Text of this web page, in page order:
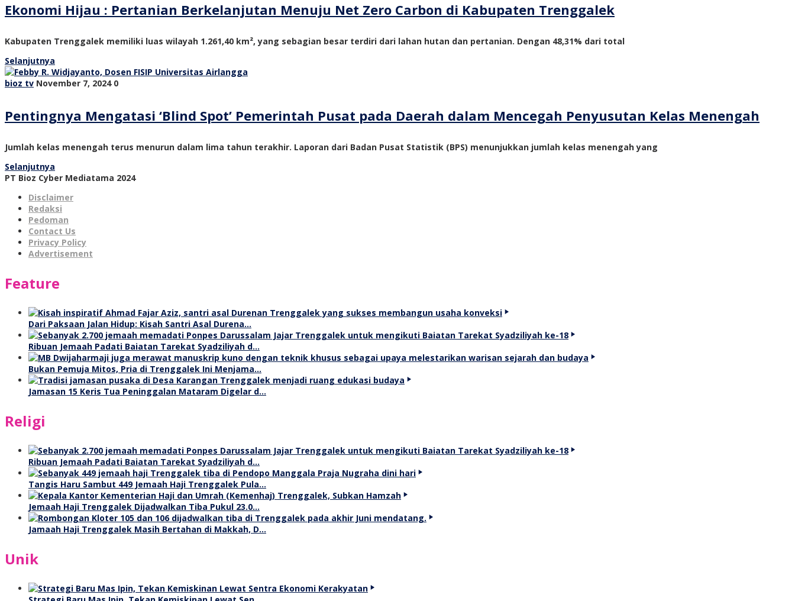
Ekonomi Hijau : Pertanian Berkelanjutan Menuju Net Zero Carbon di Kabupaten Trenggalek
Kabupaten Trenggalek memiliki luas wilayah 1.261,40 km², yang sebagian besar terdiri dari lahan hutan dan pertanian. Dengan 48,31% dari total
Selanjutnya
bioz tv November 7, 2024 0
Pentingnya Mengatasi ‘Blind Spot’ Pemerintah Pusat pada Daerah dalam Mencegah Penyusutan Kelas Menengah
Jumlah kelas menengah terus menurun dalam lima tahun terakhir. Laporan dari Badan Pusat Statistik (BPS) menunjukkan jumlah kelas menengah yang
Selanjutnya
PT Bioz Cyber Mediatama 2024
Disclaimer
Redaksi
Pedoman
Contact Us
Privacy Policy
Advertisement
Feature
Dari Paksaan Jalan Hidup: Kisah Santri Asal Durena…
Ribuan Jemaah Padati Baiatan Tarekat Syadziliyah d…
Bukan Pemuja Mitos, Pria di Trenggalek Ini Menjama…
Jamasan 15 Keris Tua Peninggalan Mataram Digelar d…
Religi
Ribuan Jemaah Padati Baiatan Tarekat Syadziliyah d…
Tangis Haru Sambut 449 Jemaah Haji Trenggalek Pula…
Jemaah Haji Trenggalek Dijadwalkan Tiba Pukul 23.0…
Jamaah Haji Trenggalek Masih Bertahan di Makkah, D…
Unik